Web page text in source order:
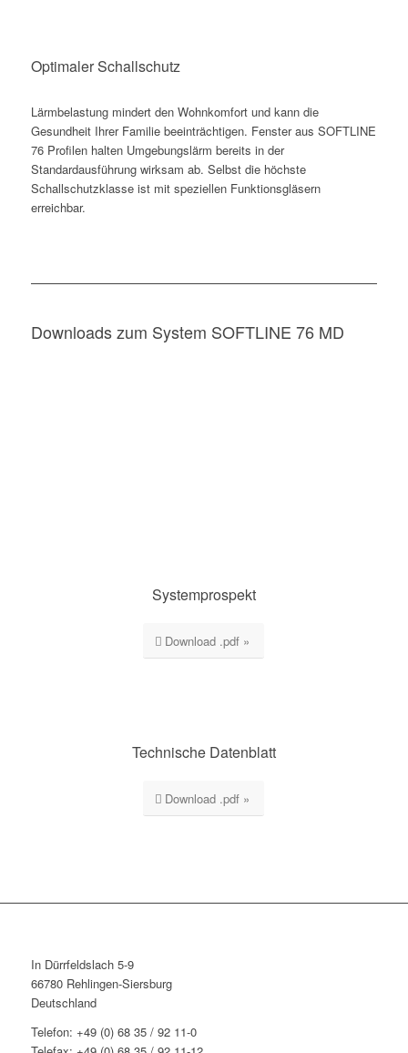
Optimaler Schallschutz
Lärmbelastung mindert den Wohnkomfort und kann die
Gesundheit Ihrer Familie beeinträchtigen. Fenster aus SOFTLINE
76 Profilen halten Umgebungslärm bereits in der
Standardausführung wirksam ab. Selbst die höchste
Schallschutzklasse ist mit speziellen Funktionsgläsern
erreichbar.
Downloads zum System SOFTLINE 76 MD
Systemprospekt
Download .pdf »
Technische Datenblatt
Download .pdf »
In Dürrfeldslach 5-9
66780 Rehlingen-Siersburg
Deutschland
Telefon: +49 (0) 68 35 / 92 11-0